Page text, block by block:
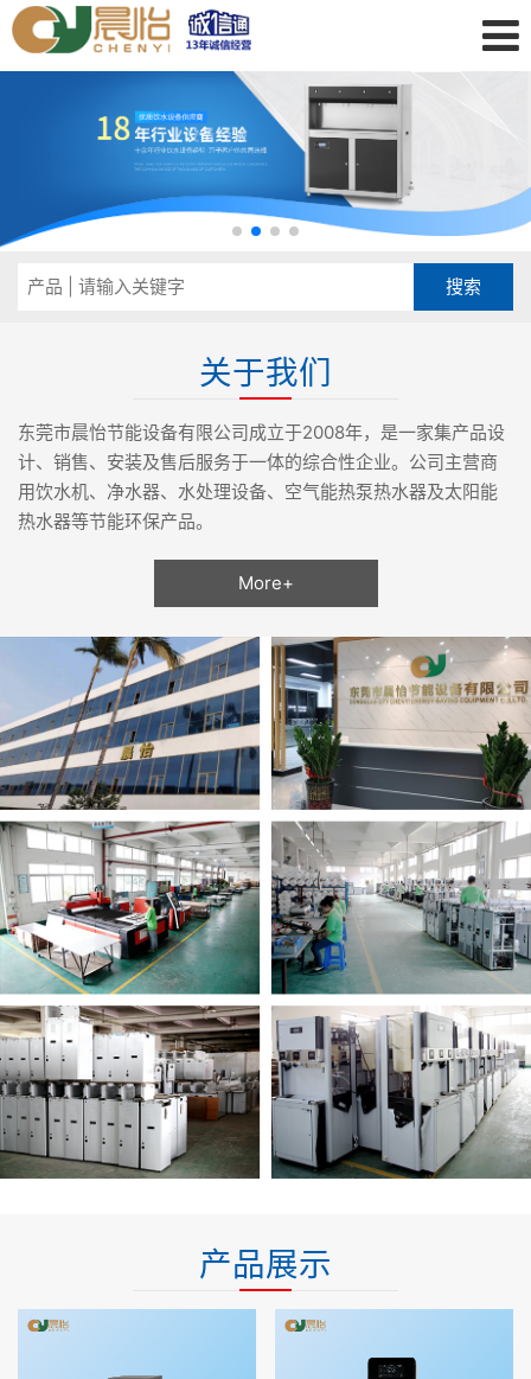
关于我们
东莞市晨怡节能设备有限公司成立于2008年，是一家集产品设
计、销售、安装及售后服务于一体的综合性企业。公司主营商
用饮水机、净水器、水处理设备、空气能热泵热水器及太阳能
热水器等节能环保产品。
More+
产品展示